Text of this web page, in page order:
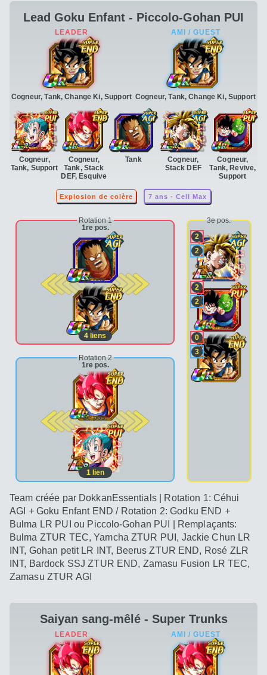
Lead Goku Enfant - Piccolo-Gohan PUI
Cogneur, Tank, Change Ki, Support
Cogneur,
Tank, Support
Cogneur,
Tank, Stack
DEF, Esquive
Tank
Cogneur,
Stack DEF
Cogneur,
Tank, Revive,
Support
Cogneur, Tank, Change Ki, Support
Explosion de colère 7 ans - Cell Max
Rotation 1
1re pos.
2e pos.
4 liens
Rotation 2
1re pos.
2e pos.
1lien
3e pos.
2
2
2
2
0
3
Team créée par DokkanEssentials | Rotation 1: Céhui
AGI + Goku Enfant END / Rotation 2: Godku END +
Bulma LR PUI ou Piccolo-Gohan PUI | Remplaçants:
Bulma ZTUR TEC, Yamcha ZTUR PUI, Jackie Chun LR
INT, Gohan petit LR INT, Beerus ZTUR END, Rosé ZLR
INT, Bardock SSJ ZTUR END, Zamasu Fusion LR TEC,
Zamasu ZTUR AGI
Saiyan sang-mêlé - Super Trunks